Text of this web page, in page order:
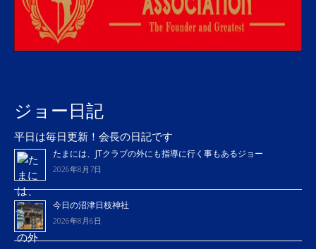
ジョー日記
平日は毎日更新！会長の日記です
たまには、JTクラブの外にも指導に行く事もあるジョー
2026年8月7日
今日の沼津日枝神社
2026年8月6日